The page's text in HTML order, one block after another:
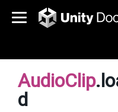
AudioClip
d